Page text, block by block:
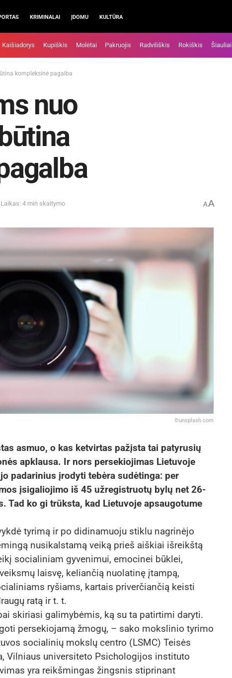
KRIMINALAI ĮDOMU KULTŪRA
Kaišiadorys Kupiškis Molėtai Pakruojis Radviliškis Rokiškis Šiauliai
kompleksinė pagalba
nuo
Laikas: 4 min skaitymo AA
©unsplash.com
asmuo, o kas ketvirtas pažįsta tai patyrusių
apklausa. Ir nors persekiojimas Lietuvoje
padarinius įrodyti tebėra sudėtinga: per
įsigaliojimo iš 45 užregistruotų bylų net 26-
Tad ko gi trūksta, kad Lietuvoje apsaugotume
tyrimą ir po didinamuoju stiklu nagrinėjo
nusikalstamą veiką prieš aiškiai išreikštą
socialiniam gyvenimui, emocinei būklei,
laisvę, keliančią nuolatinę įtampą,
ryšiams, kartais priverčiančią keisti
ratą ir t. t.
skiriasi galimybėmis, ką su ta patirtimi daryti.
persekiojamą žmogų, – sako mokslinio tyrimo
socialinių mokslų centro (LSMC) Teisės
Vilniaus universiteto Psichologijos instituto
yra reikšmingas žingsnis stiprinant